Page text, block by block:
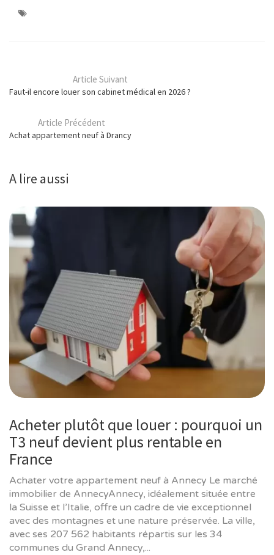
Article Suivant
Faut-il encore louer son cabinet médical en 2026 ?
Article Précédent
Achat appartement neuf à Drancy
A lire aussi
Acheter plutôt que louer : pourquoi un
T3 neuf devient plus rentable en
France
Achater votre appartement neuf à Annecy Le marché
immobilier de AnnecyAnnecy, idéalement située entre
la Suisse et l’Italie, offre un cadre de vie exceptionnel
avec des montagnes et une nature préservée. La ville,
avec ses 207 562 habitants répartis sur les 34
communes du Grand Annecy,...